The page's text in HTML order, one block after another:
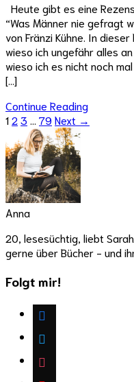
Heute gibt es eine
“Was Männer nie gefragt
von Fränzi Kühne. In
wieso ich ungefähr alles
wieso ich es nicht noch
[…]
Continue Reading
123 … 79 Next →
Anna
20, lesesüchtig, liebt
gerne über Bücher - und
Folgt mir!
facebook
twitter
instagram
youtube